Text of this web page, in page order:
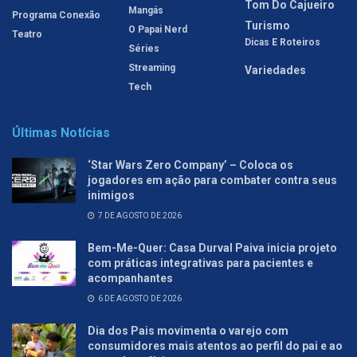
Programa Conexão
Teatro
Mangás
O Papai Nerd
Séries
Streaming
Tech
Tom Do Cajueiro
Turismo
Dicas E Roteiros
Variedades
Últimas Notícias
‘Star Wars Zero Company’ – Coloca os
jogadores em ação para combater contra seus
inimigos
7 DE AGOSTO DE 2026
Bem-Me-Quer: Casa Durval Paiva inicia projeto
com práticas integrativas para pacientes e
acompanhantes
6 DE AGOSTO DE 2026
Dia dos Pais movimenta o varejo com
consumidores mais atentos ao perfil do pai e ao